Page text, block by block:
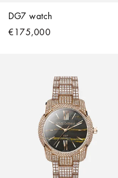
DG7 watch
€175,000